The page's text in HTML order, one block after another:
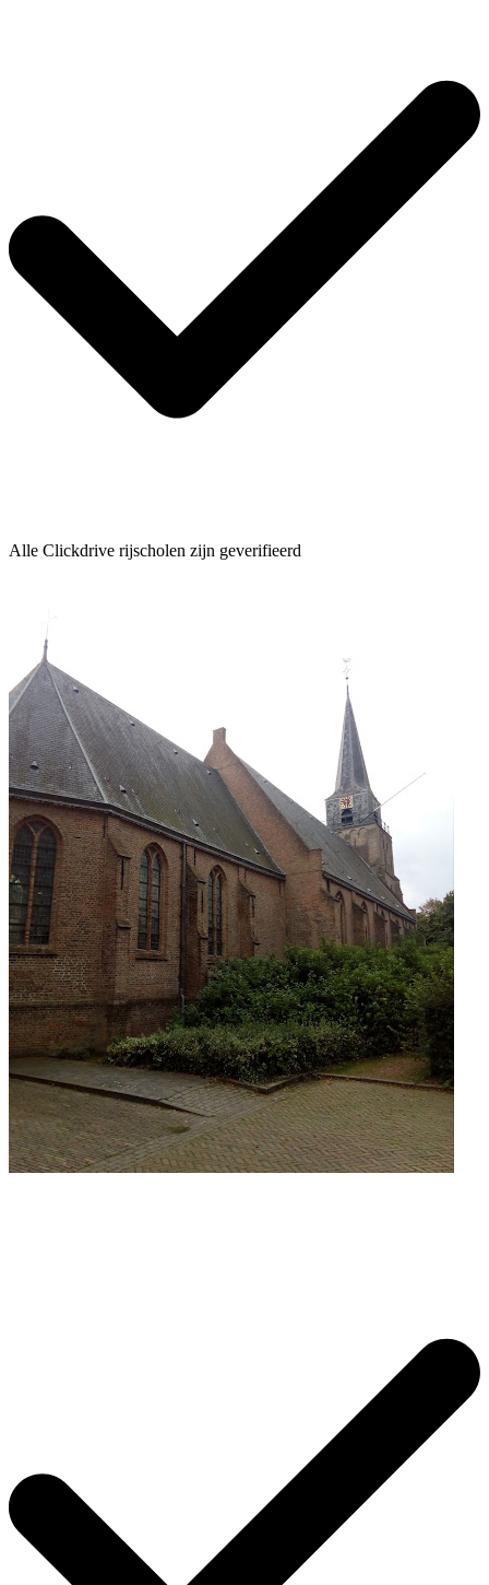
Alle Clickdrive rijscholen zijn geverifieerd